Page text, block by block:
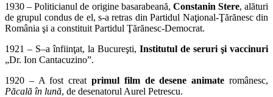
1930 – Politicianul de origine basarabeană, Constanin Stere, alături
de grupul condus de el, s-a retras din Partidul Naţional-Ţărănesc din
România şi a constituit Partidul Ţărănesc-Democrat.
1921 – S–a înfiinţat, la Bucureşti, Institutul de seruri şi vaccinuri
„Dr. Ion Cantacuzino”.
1920 – A fost creat primul film de desene animate românesc,
Păcală în lună, de desenatorul Aurel Petrescu.